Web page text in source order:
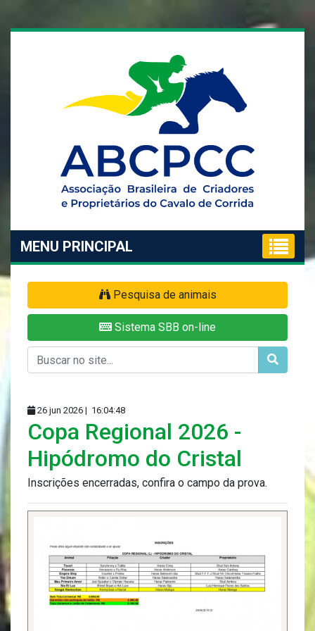
MENU PRINCIPAL
Pesquisa de animais
Sistema SBB on-line
26 jun 2026 | 16:04:48
Copa Regional 2026 -
Hipódromo do Cristal
Inscrições encerradas, confira o campo da prova.